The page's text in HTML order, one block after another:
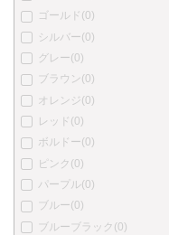
丸善(0)
中屋万年筆(0)
酒井栄助(0)
川窪万年筆(0)
アクメ (0)
あかしや(0)
アキュラ(0)
オートポイント
バヤード(0)
ベクスレー
ブレイリオ (0)
ゴールド (0)
シルバー(0)
グレー(0)
ブラウン (0)
オレンジ(0)
レッド (0)
ボルドー(0)
ピンク (0)
パープル(0)
ブルー(0)
ブルーブラック (0)